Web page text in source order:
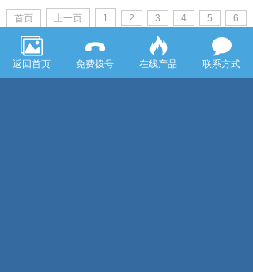
首页 上一页 1 2 3 4 5
6
7
下一页 尾页
返回首页 免费拨号 在线产品 联系方式